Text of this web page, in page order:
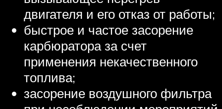
двигателя и его отказ от работы;
быстрое и частое засорение
карбюратора за счет
применения некачественного
топлива;
засорение воздушного фильтра